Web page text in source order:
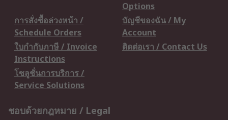
Options
การสั่งซื้อล่วงหน้า /
Schedule Orders
บัญชีของฉัน / My
Account
ใบกำกับภาษี / Invoice
Instructions
ติดต่อเรา / Contact Us
โซลูชั่นการบริการ /
Service Solutions
ชอบด้วยกฎหมาย / Legal